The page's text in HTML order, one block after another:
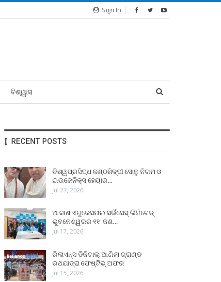
Sign In
ବିଶ୍ୱାସ
RECENT POSTS
ବିଶ୍ୱପ୍ରସିଦ୍ଧ କଣ୍ଠଶିଳ୍ପୀ ସୋନୁ ନିଗମ ଓ
ଇଉଜେନିକ୍ସ ହେୟାର…
Jul 23, 2026
ଆକାଶ ଏଜୁକେସନାଲ ସର୍ଭିସେସ୍ ଲିମିଟେଡ୍
ଭୁବନେଶ୍ୱରର ୧୧ ଜଣ…
Jul 17, 2026
ରିଲାଏନ୍ସ ଡିଜିଟାଲ୍ ଆଣିଲା ଗ୍ରାଣ୍ଡ
ରଥଯାତ୍ରା ଫେଷ୍ଟିଭ୍ ଅଫର
Jul 15, 2026